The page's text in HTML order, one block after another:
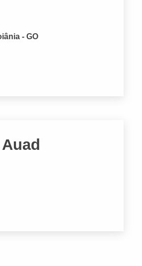
- GO